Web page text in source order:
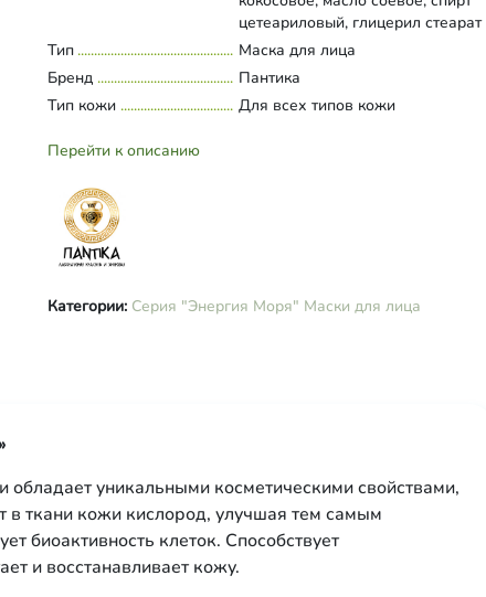
цетеариловый, глицерил стеарат
(органический), цетил пальмитат,
глицерин (растительный), ПЭГ-40
(гидрогенизированное касторовое
масло), ксантановая камедь,
Развернуть состав
Тип
Маска для лица
Бренд
Пантика
Тип кожи
Для всех типов кожи
Перейти к описанию
Категории: Серия "Энергия Моря" Маски для лица
уникальными косметическими свойствами,
в ткани кожи кислород, улучшая тем самым
биоактивность клеток. Способствует
и восстанавливает кожу.